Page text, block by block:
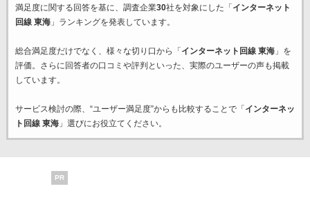
満足度に関する回答を基に、調査企業30社を対象にした「 インターネット
回線 東海」ランキングを発表しています。
総合満足度だけでなく、様々な切り口から「 インターネット回線 東海」を
評価。さらに回答者の口コミや評判といった、実際のユーザーの声も掲載
しています。
サービス検討の際、“ユーザー満足度”からも比較することで「 インターネッ
ト回線 東海」選びにお役立てください。
PR